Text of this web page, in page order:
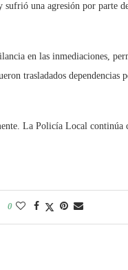
una agresión por parte
en las inmediaciones,
trasladados dependencias
La Policía Local continúa
0